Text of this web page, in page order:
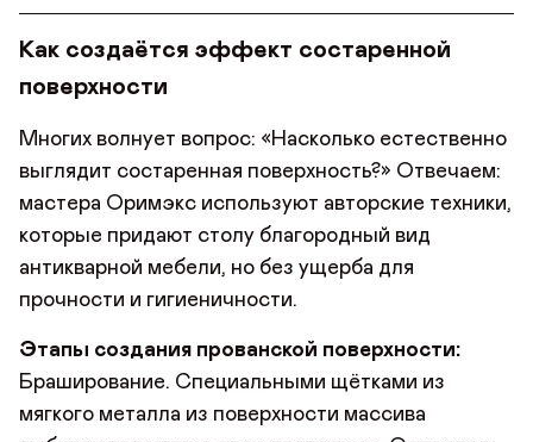
Как создаётся эффект состаренной
поверхности
Многих волнует вопрос: «Насколько естественно
выглядит состаренная поверхность?» Отвечаем:
мастера Оримэкс используют авторские техники,
которые придают столу благородный вид
антикварной мебели, но без ущерба для
прочности и гигиеничности.
Этапы создания прованской поверхности:
Браширование. Специальными щётками из
мягкого металла из поверхности массива